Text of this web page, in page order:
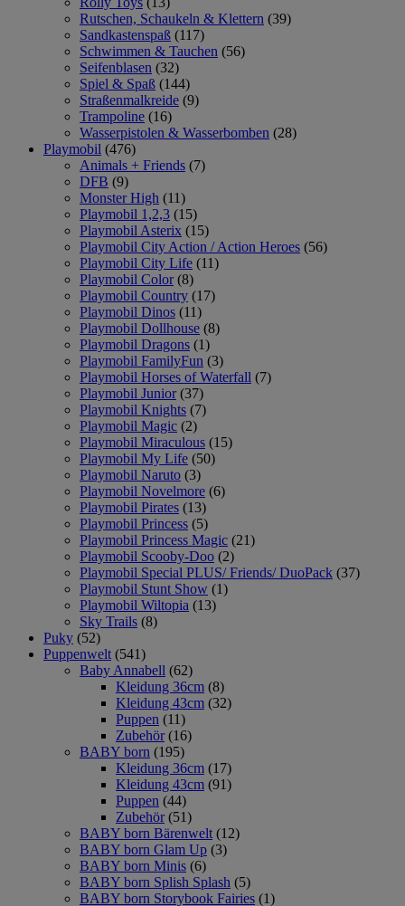
Rutschen, Schaukeln & Klettern (39)
Sandkastenspaß (117)
Schwimmen & Tauchen (56)
Seifenblasen (32)
Spiel & Spaß (144)
Straßenmalkreide (9)
Trampoline (16)
Wasserpistolen & Wasserbomben (28)
Playmobil (476)
Animals + Friends (7)
DFB (9)
Monster High (11)
Playmobil 1,2,3 (15)
Playmobil Asterix (15)
Playmobil City Action / Action Heroes (56)
Playmobil City Life (11)
Playmobil Color (8)
Playmobil Country (17)
Playmobil Dinos (11)
Playmobil Dollhouse (8)
Playmobil Dragons (1)
Playmobil FamilyFun (3)
Playmobil Horses of Waterfall (7)
Playmobil Junior (37)
Playmobil Knights (7)
Playmobil Magic (2)
Playmobil Miraculous (15)
Playmobil My Life (50)
Playmobil Naruto (3)
Playmobil Novelmore (6)
Playmobil Pirates (13)
Playmobil Princess (5)
Playmobil Princess Magic (21)
Playmobil Scooby-Doo (2)
Playmobil Special PLUS/ Friends/ DuoPack (37)
Playmobil Stunt Show (1)
Playmobil Wiltopia (13)
Sky Trails (8)
Puky (52)
Puppenwelt (541)
Baby Annabell (62)
Kleidung 36cm (8)
Kleidung 43cm (32)
Puppen (11)
Zubehör (16)
BABY born (195)
Kleidung 36cm (17)
Kleidung 43cm (91)
Puppen (44)
Zubehör (51)
BABY born Bärenwelt (12)
BABY born Glam Up (3)
BABY born Minis (6)
BABY born Splish Splash (5)
BABY born Storybook Fairies (1)